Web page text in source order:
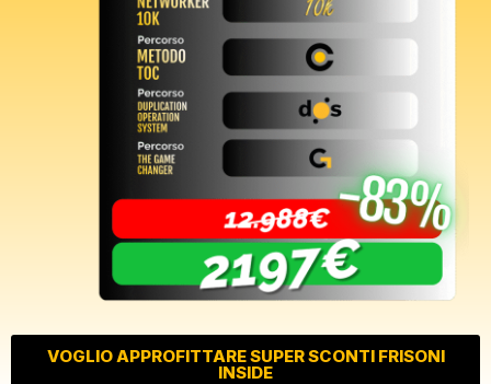
VOGLIO APPROFITTARE SUPER SCONTI FRISONI
INSIDE